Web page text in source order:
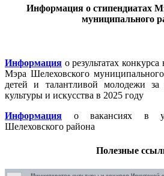
Информация о стипендиатах
муниципального
Информация о результатах
Мэра Шелеховского
детей и талантливой молодежи за
культуры и искусства в 2025 году
Информация о вакансиях в
Шелеховского района
Полезные